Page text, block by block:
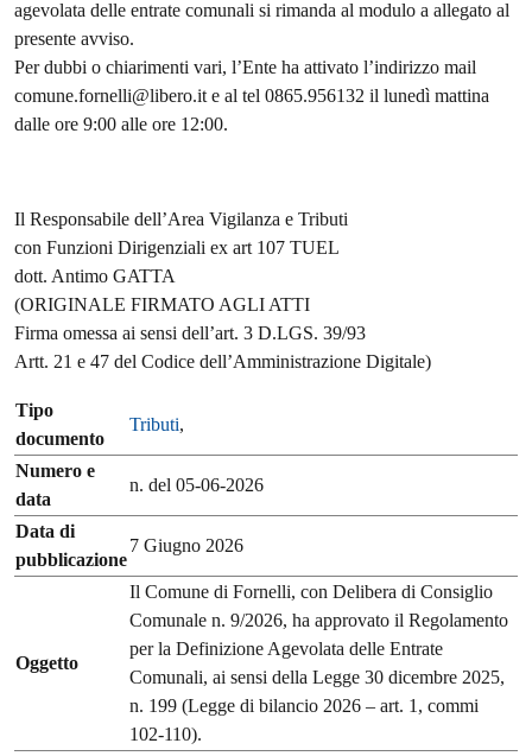
agevolata delle entrate comunali si rimanda al modulo a allegato al
presente avviso.
Per dubbi o chiarimenti vari, l’Ente ha attivato l’indirizzo mail
comune.fornelli@libero.it e al tel 0865.956132 il lunedì mattina
dalle ore 9:00 alle ore 12:00.
Il Responsabile dell’Area Vigilanza e Tributi
con Funzioni Dirigenziali ex art 107 TUEL
dott. Antimo GATTA
(ORIGINALE FIRMATO AGLI ATTI
Firma omessa ai sensi dell’art. 3 D.LGS. 39/93
Artt. 21 e 47 del Codice dell’Amministrazione Digitale)
Tipo
documento
Tributi,
Numero e
data
n. del 05-06-2026
Data di
pubblicazione
7 Giugno 2026
Oggetto
Il Comune di Fornelli, con Delibera di Consiglio
Comunale n. 9/2026, ha approvato il Regolamento
per la Definizione Agevolata delle Entrate
Comunali, ai sensi della Legge 30 dicembre 2025,
n. 199 (Legge di bilancio 2026 – art. 1, commi
102-110).